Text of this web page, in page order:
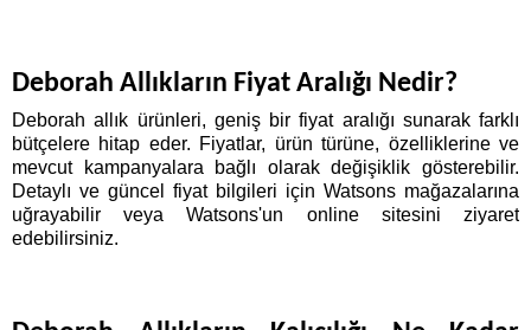
Deborah Allıkların Fiyat Aralığı Nedir?
Deborah allık ürünleri, geniş bir fiyat aralığı sunarak farklı
bütçelere hitap eder. Fiyatlar, ürün türüne, özelliklerine ve
mevcut kampanyalara bağlı olarak değişiklik gösterebilir.
Detaylı ve güncel fiyat bilgileri için Watsons mağazalarına
uğrayabilir veya Watsons'un online sitesini ziyaret
edebilirsiniz.